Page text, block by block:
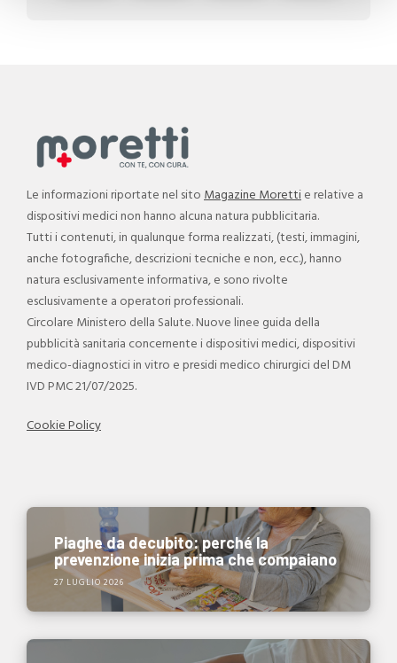
Le informazioni riportate nel sitoMagazine Morettie relative a
dispositivi medici non hanno alcuna natura pubblicitaria.
Tutti i contenuti, in qualunque forma realizzati, (testi, immagini,
anche fotografiche, descrizioni tecniche e non, ecc.), hanno
natura esclusivamente informativa, e sono rivolte
esclusivamente a operatori professionali.
Circolare Ministero della Salute. Nuove linee guida della
pubblicità sanitaria concernente i dispositivi medici, dispositivi
medico-diagnostici in vitro e presidi medico chirurgici del DM
IVD PMC 21/07/2025.
Cookie Policy
Piaghe da decubito: perché la
prevenzione inizia prima che compaiano
27 LUGLIO 2026